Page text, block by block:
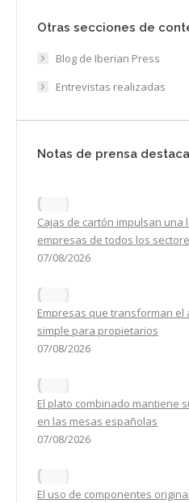
Otras secciones de
Blog de Iberian Press
Entrevistas realizadas
Notas de prensa
Cajas de cartón impulsan una
empresas de todos los
07/08/2026
Empresas que transforman
simple para propietarios
07/08/2026
El plato combinado mantiene
en las mesas españolas
07/08/2026
El uso de componentes